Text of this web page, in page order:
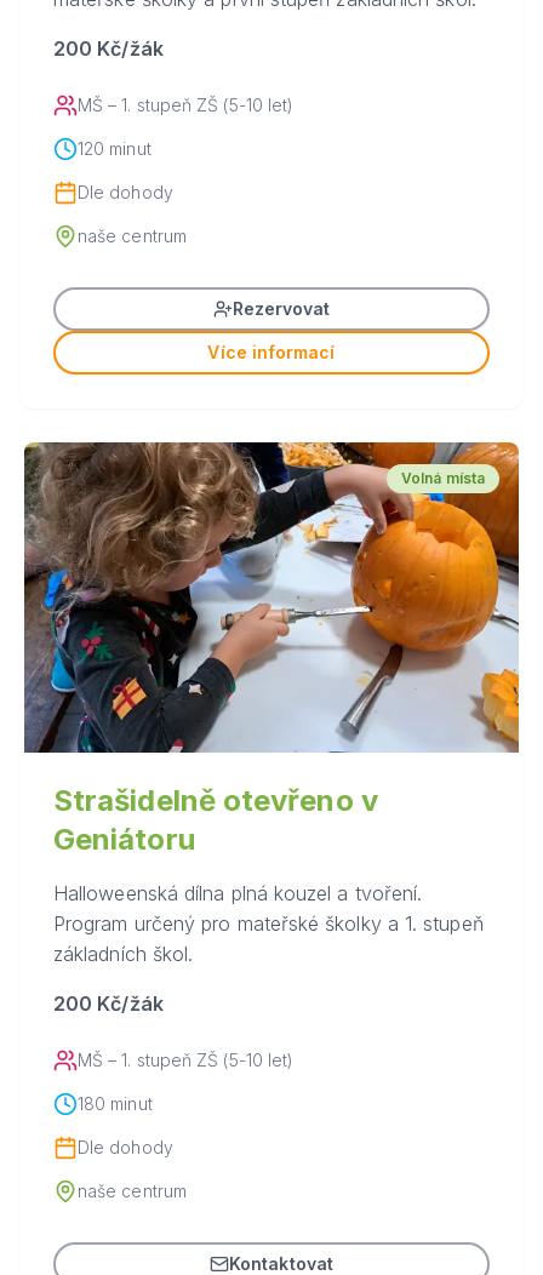
200 Kč/žák
MŠ – 1. stupeň ZŠ (5-10 let)
120 minut
Dle dohody
naše centrum
Rezervovat
Více informací
Volná místa
Strašidelně otevřeno v
Geniátoru
Halloweenská dílna plná kouzel a tvoření.
Program určený pro mateřské školky a 1. stupeň
základních škol.
200 Kč/žák
MŠ – 1. stupeň ZŠ (5-10 let)
180 minut
Dle dohody
naše centrum
Kontaktovat